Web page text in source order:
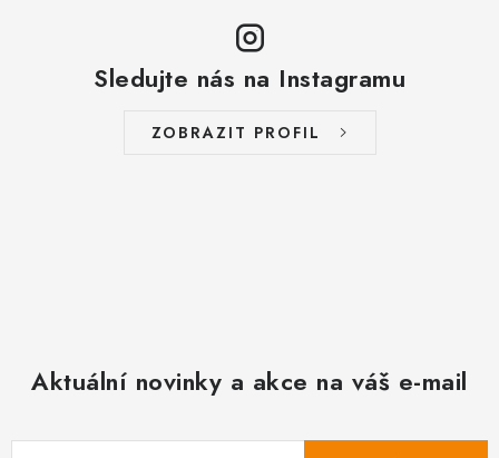
Sledujte nás na Instagramu
ZOBRAZIT PROFIL
Aktuální novinky a akce na váš e-mail